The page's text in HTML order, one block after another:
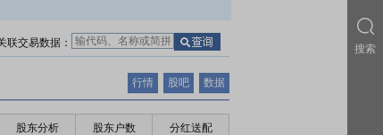
联交易数据：
行情 股吧 数据
股东分析 股东户数 分红送配
搜索